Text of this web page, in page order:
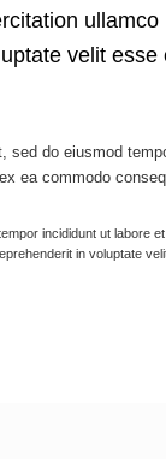
velit
do eiusmod
ea commodo
incididunt ut labore
in voluptate